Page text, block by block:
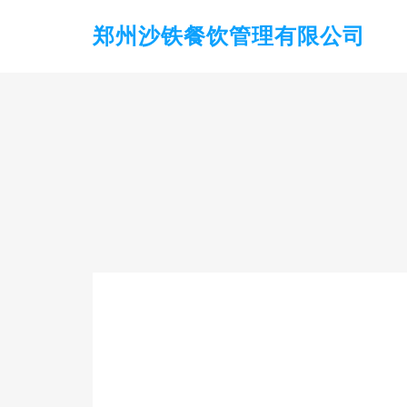
郑州沙铁餐饮管理有限公司